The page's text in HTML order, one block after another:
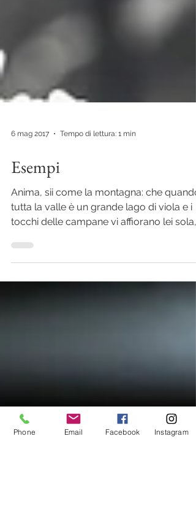
6 mag 2017
Esempi
tutta la valle è un grande lago di viola e i
tocchi delle campane vi affiorano lei sola,
in...
Phone Email Facebook Instagram